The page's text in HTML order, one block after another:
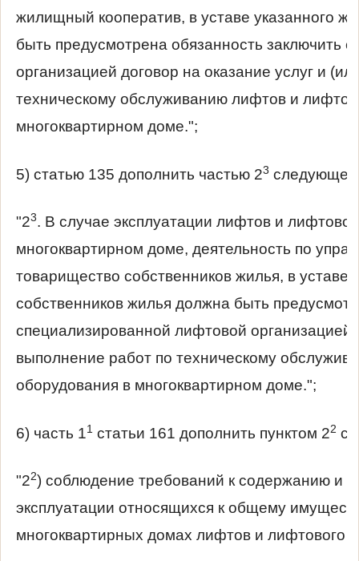
жилищный кооператив, в уставе указанного
быть предусмотрена обязанность заключить
организацией договор на оказание услуг и
техническому обслуживанию лифтов и
многоквартирном доме.";
5) статью 135 дополнить частью 23
"23. В случае эксплуатации лифтов и
многоквартирном доме, деятельность по
товарищество собственников жилья, в уставе
собственников жилья должна быть
специализированной лифтовой организацией
выполнение работ по техническому
оборудования в многоквартирном доме.";
6) часть 11статьи 161 дополнить пунктом 22
"22) соблюдение требований к содержанию и
эксплуатации относящихся к общему
многоквартирных домах лифтов и лифтового